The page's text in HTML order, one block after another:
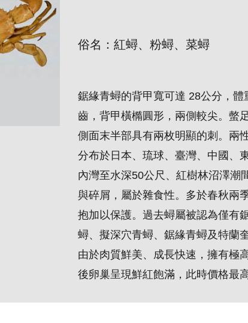
俗名：紅蟳、粉蟳、菜蟳
鋸緣青蟳的背甲寬可達 28公分，
齒，背甲橫橢圓形，兩側較尖。螫
側面末半部具有兩枚明顯的刺。兩
分布於日本、琉球、臺灣、中國、
內灣至水深50公尺、紅樹林沼澤潮
與碎屑，屬於雜食性。多於春秋兩
抱加以保護。過去蟳屬被認為僅有
蟳、擬深穴青蟳、鋸緣青蟳及特蘭
由於肉質鮮美、成長快速，擁有極
後卵巢呈現鮮紅飽滿，此時價格最